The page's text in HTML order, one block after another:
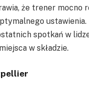
że trener mocno
ustawienia.
spotkań w
w składzie.